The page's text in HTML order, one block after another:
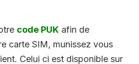
code PUK afin de
carte SIM, munissez vous
Celui ci est disponible sur